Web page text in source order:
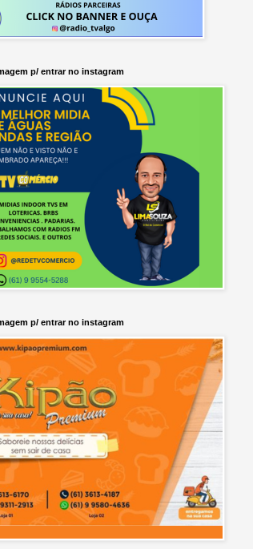
p/ entrar no instagram
p/ entrar no instagram